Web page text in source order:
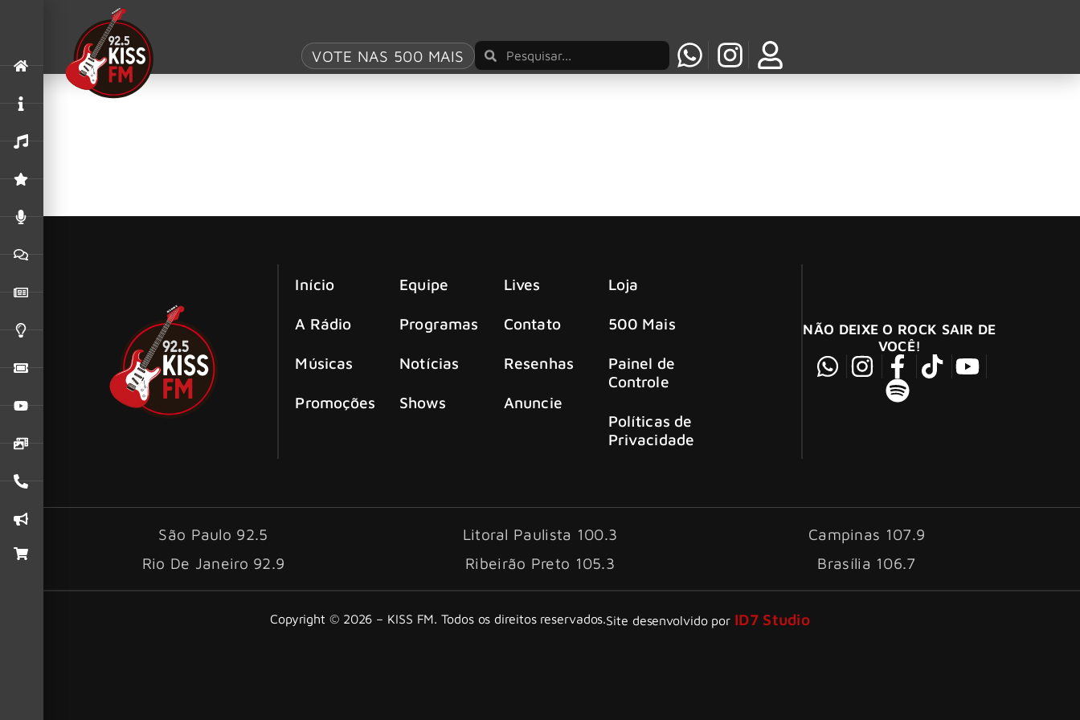
VOTE NAS 500 MAIS
Tag: Hampton Water Bubbly
Marca de vinho de Jon Bon Jovi e seu filho Jesse Bongiovi, anuncia novo produto à sua linha de rosés: Hampton Water
Início
A Rádio
Músicas
Promoções
Equipe
Programas
Notícias
Shows
Lives
Contato
Resenhas
Anuncie
Loja
500 Mais
Painel de
Controle
Políticas de
Privacidade
NÃO DEIXE O ROCK SAIR DE
VOCÊ!
São Paulo 92.5 Litoral Paulista 100.3
Campinas 107.9
Rio De Janeiro 92.9
Ribeirão Preto 105.3 Brasília 106.7
Copyright © 2026 – KISS FM. Todos os direitos reservados.Site desenvolvido por ID7 Studio